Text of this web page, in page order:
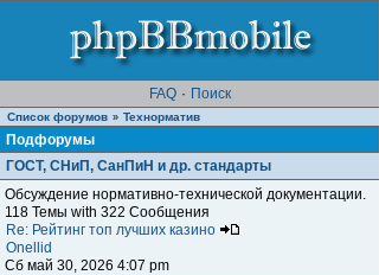
FAQ · Поиск
Список форумов » Teхнорматив
Подфорумы
ГОСТ, СНиП, СанПиН и др. стандарты
Обсуждение нормативно-технической документации.
118 Темы with 322 Сообщения
Re: Рейтинг топ лучших казино
Onellid
Сб май 30, 2026 4:07 pm